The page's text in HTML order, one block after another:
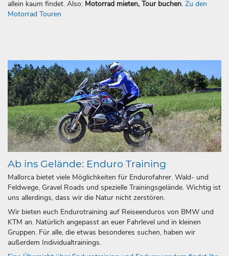
allein kaum findet. Also: Motorrad mieten, Tour buchen. Zu den
Motorrad Touren
Ab ins Gelände: Enduro Training
Mallorca bietet viele Möglichkeiten für Endurofahrer. Wald- und
Feldwege, Gravel Roads und spezielle Trainingsgelände. Wichtig ist
uns allerdings, dass wir die Natur nicht zerstören.
Wir bieten euch Endurotraining auf Reiseenduros von BMW und
KTM an. Natürlich angepasst an euer Fahrlevel und in kleinen
Gruppen. Für alle, die etwas besonderes suchen, haben wir
außerdem Individualtrainings.